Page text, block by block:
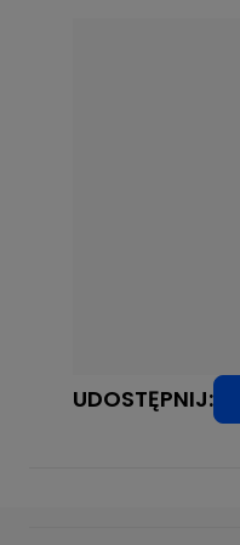
UDOSTĘPNIJ: